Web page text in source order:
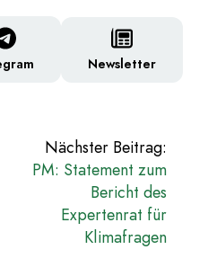
Newsletter
Nächster Beitrag:
PM: Statement zum
Bericht des
Expertenrat für
Klimafragen